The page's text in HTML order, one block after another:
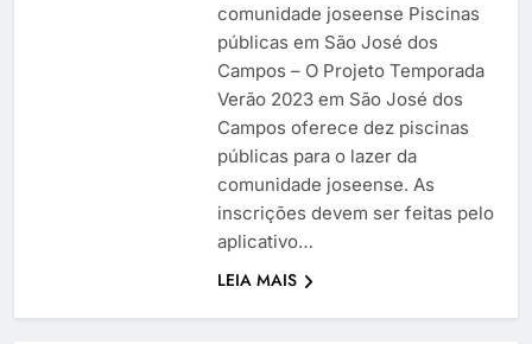
comunidade joseense Piscinas
públicas em São José dos
Campos – O Projeto Temporada
Verão 2023 em São José dos
Campos oferece dez piscinas
públicas para o lazer da
comunidade joseense. As
inscrições devem ser feitas pelo
aplicativo…
LEIA MAIS